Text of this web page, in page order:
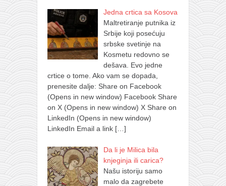
Jedna crtica sa Kosova
Maltretiranje putnika iz
Srbije koji posećuju
srbske svetinje na
Kosmetu redovno se
dešava. Evo jedne
crtice o tome. Ako vam se dopada,
prenesite dalje: Share on Facebook
(Opens in new window) Facebook Share
on X (Opens in new window) X Share on
LinkedIn (Opens in new window)
LinkedIn Email a link […]
Da li je Milica bila
knjeginja ili carica?
Našu istoriju samo
malo da zagrebete